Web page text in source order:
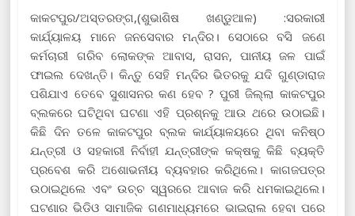
କାକଟପୁର/ଅସ୍ତରଙ୍ଗ,(ଶୁଭାଶିଷ ଖଣ୍ଡୁଆଳ) :ସରକାରୀ
କାର୍ଯ୍ୟାଳୟ ମାନେ ଜନସେବାର ମନ୍ଦିର। ସେଠାରେ ବସି ଜଣେ
କର୍ମଚାରୀ ଗରିବ ଲୋକଙ୍କ ଆବାସ, ରାସନ, ପାନୀୟ ଜଳ ପାଇଁ
ଫାଇଲ ଦେଖନ୍ତି। କିନ୍ତୁ ସେହି ମନ୍ଦିର ଭିତରକୁ ଯଦି ଗୁଣ୍ଡାରାଜ
ପଶିଯାଏ ତେବେ ସୁଶାସନର କଣ ହେବ ? ପୁରୀ ଜିଲ୍ଲା କାକଟପୁର
ବ୍ଲକରେ ଘଟିଥିବା ଘଟଣା ଏହି ପ୍ରଶ୍ନକୁ ଆଉ ଥରେ ଉଠାଇଛି।
କିଛି ଦିନ ତଳେ କାକଟପୁର ବ୍ଲକ କାର୍ଯ୍ୟାଳୟରେ ଥିବା କନିଷ୍ଠ
ଯନ୍ତ୍ରୀ ଓ ସହକାରୀ ନିର୍ବାହୀ ଯନ୍ତ୍ରୀଙ୍କ କକ୍ଷକୁ କିଛି ବ୍ୟକ୍ତି
ପ୍ରବେଶ କରି ଅଶୋଭନୀୟ ବ୍ୟବହାର କରିଥିଲେ। କାଗଜପତ୍ର
ଉଠାଇଥିଲେ ଏବଂ ଉଚ୍ଚ ସ୍ୱରରେ ଆବାଜ କରି ଧମକାଇଥିଲେ।
ଘଟଣାର ଭିଡିଓ ସାମାଜିକ ଗଣମାଧ୍ୟମରେ ଭାଇରାଲ ହେବା ପରେ